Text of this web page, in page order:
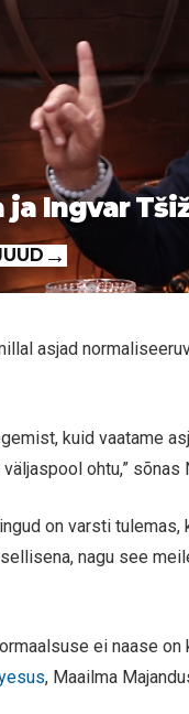
ja Ingvar
asjad
kuid vaatame
ohtu,” sõnas
on varsti
nagu see
ei naase
, Maailma